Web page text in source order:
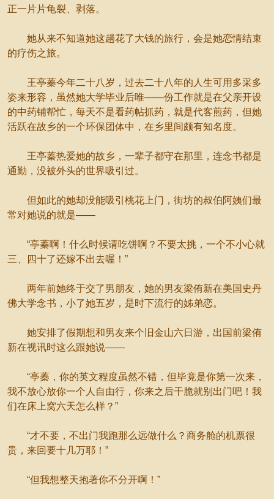
正一片片龟裂、剥落。
她从来不知道她这趟花了大钱的旅行，会是她恋情结束
的疗伤之旅。
王亭蓁今年二十八岁，过去二十八年的人生可用多采多
姿来形容，虽然她大学毕业后唯——份工作就是在父亲开设
的中药铺帮忙，每天不是看药帖抓药，就是代客煎药，但她
活跃在故乡的一个环保团体中，在乡里间颇有知名度。
王亭蓁热爱她的故乡，一辈子都守在那里，连念书都是
通勤，没被外头的世界吸引过。
但如此的她却没能吸引桃花上门，街坊的叔伯阿姨们最
常对她说的就是——
“亭蓁啊！什么时候请吃饼啊？不要太挑，一个不小心就
三、四十了还嫁不出去喔！”
两年前她终于交了男朋友，她的男友梁侑新在美国史丹
佛大学念书，小了她五岁，是时下流行的姊弟恋。
她安排了假期想和男友来个旧金山六日游，出国前梁侑
新在视讯时这么跟她说——
“亭蓁，你的英文程度虽然不错，但毕竟是你第一次来，
我不放心放你一个人自由行，你来之后干脆就别出门吧！我
们在床上窝六天怎么样？”
“才不要，不出门我跑那么远做什么？商务舱的机票很
贵，来回要十几万耶！”
“但我想整天抱著你不分开啊！”